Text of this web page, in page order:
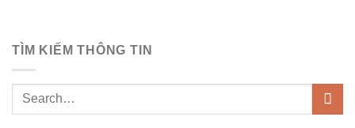
TÌM KIẾM THÔNG TIN